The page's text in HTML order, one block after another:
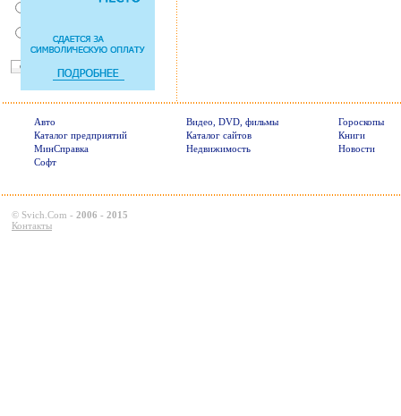
Нет, Я уверен в себе
пристегива
Авто Видео, DVD, фильмы
Гороскопы
Каталог предприятий
Каталог сайтов
Книги
МинСправка
Недвижимость
Новости
Софт
© Svich.Com - 2006 - 2015
Контакты